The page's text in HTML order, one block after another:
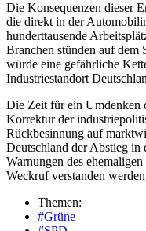
Die Konsequenzen dieser
die direkt in der
hunderttausende
Branchen stünden auf
würde eine gefährliche
Industriestandort
Die Zeit für ein Umdenken
Korrektur der
Rückbesinnung auf
Deutschland der Abstieg
Warnungen des
Weckruf verstanden
Themen:
#Grüne